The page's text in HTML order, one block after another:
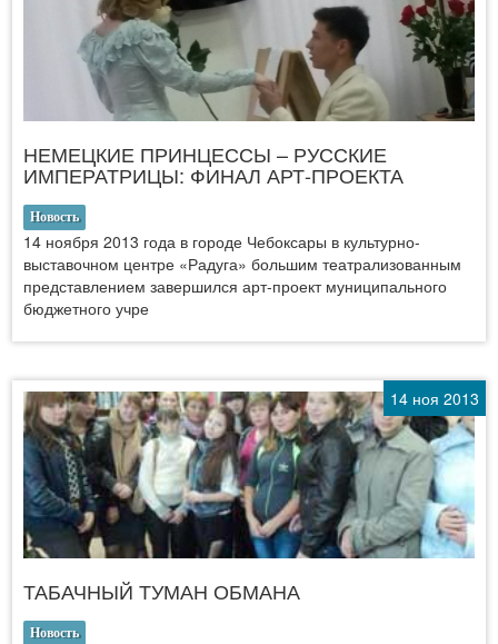
НЕМЕЦКИЕ ПРИНЦЕССЫ – РУССКИЕ
ИМПЕРАТРИЦЫ: ФИНАЛ АРТ-ПРОЕКТА
Новость
14 ноября 2013 года в городе Чебоксары в культурно-
выставочном центре «Радуга» большим театрализованным
представлением завершился арт-проект муниципального
бюджетного учре
14 ноя 2013
ТАБАЧНЫЙ ТУМАН ОБМАНА
Новость